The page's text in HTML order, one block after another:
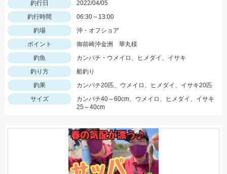
釣行日
2022/04/05
釣行時間
06:30～13:00
釣場
沖・オフショア
ポイント
御前崎沖金洲 華丸様
釣魚
カンパチ・ウメイロ、ヒメダイ、イサキ
釣り方
船釣り
釣果
カンパチ20匹、ウメイロ、ヒメダイ、イサキ20匹
サイズ
カンパチ40～60cm、ウメイロ、ヒメダイ、イサキ
25～40cm